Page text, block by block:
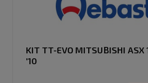
KIT TT-EVO MITSUBISHI ASX
'10